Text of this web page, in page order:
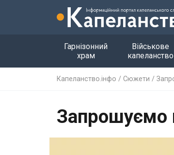
Гарнізонний
храм
Військове
капеланство
Капеланство.інфо / Сюжети /
Запрошуємо